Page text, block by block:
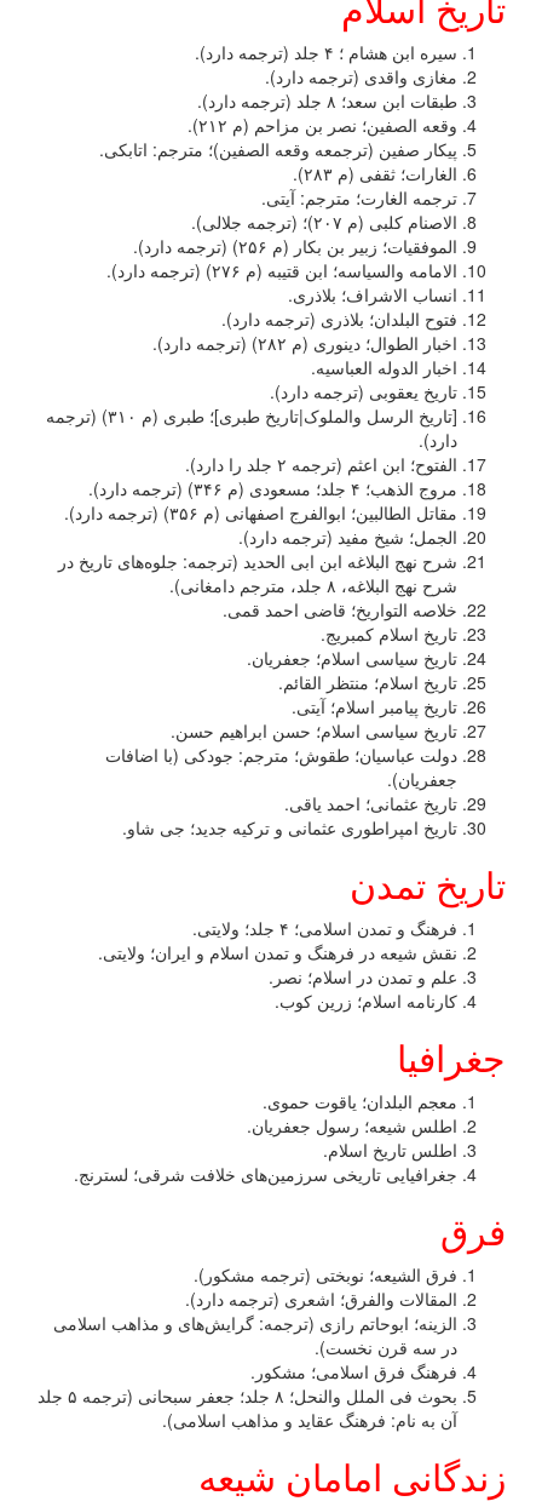
سیره ابن هشام ؛ ۴ جلد (ترجمه دارد).
مغازی واقدی (ترجمه دارد).
طبقات ابن سعد؛ ۸ جلد (ترجمه دارد).
وقعه الصفین؛ نصر بن مزاحم (م ۲۱۲).
پیکار صفین (ترجمعه وقعه الصفین)؛ مترجم: اتابکی.
الغارات؛ ثقفی (م ۲۸۳).
ترجمه الغارت؛ مترجم: آیتی.
الاصنام کلبی (م ۲۰۷)؛ (ترجمه جلالی).
الموفقیات؛ زبیر بن بکار (م ۲۵۶) (ترجمه دارد).
الامامه والسیاسه؛ ابن قتیبه (م ۲۷۶) (ترجمه دارد).
انساب الاشراف؛ بلاذری.
فتوح البلدان؛ بلاذری (ترجمه دارد).
اخبار الطوال؛ دینوری (م ۲۸۲) (ترجمه دارد).
اخبار الدوله العباسیه.
تاریخ یعقوبی (ترجمه دارد).
[تاریخ الرسل والملوک|تاریخ طبری]؛ طبری (م ۳۱۰) (ترجمه
دارد).
الفتوح؛ ابن اعثم (ترجمه ۲ جلد را دارد).
مروج الذهب؛ ۴ جلد؛ مسعودی (م ۳۴۶) (ترجمه دارد).
مقاتل الطالبین؛ ابوالفرج اصفهانی (م ۳۵۶) (ترجمه دارد).
الجمل؛ شیخ مفید (ترجمه دارد).
شرح نهج البلاغه ابن ابی الحدید (ترجمه: جلوه‌های تاریخ در
شرح نهج البلاغه، ۸ جلد، مترجم دامغانی).
خلاصه التواریخ؛ قاضی احمد قمی.
تاریخ اسلام کمبریج.
تاریخ سیاسی اسلام؛ جعفریان.
تاریخ اسلام؛ منتظر القائم.
تاریخ پیامبر اسلام؛ آیتی.
تاریخ سیاسی اسلام؛ حسن ابراهیم حسن.
دولت عباسیان؛ طقوش؛ مترجم: جودکی (با اضافات
جعفریان).
تاریخ عثمانی؛ احمد یاقی.
تاریخ امپراطوری عثمانی و ترکیه جدید؛ جی شاو.
تاریخ تمدن
فرهنگ و تمدن اسلامی؛ ۴ جلد؛ ولایتی.
نقش شیعه در فرهنگ و تمدن اسلام و ایران؛ ولایتی.
علم و تمدن در اسلام؛ نصر.
کارنامه اسلام؛ زرین کوب.
جغرافیا
معجم البلدان؛ یاقوت حموی.
اطلس شیعه؛ رسول جعفریان.
اطلس تاریخ اسلام.
جغرافیایی تاریخی سرزمین‌های خلافت شرقی؛ لسترنج.
فرق
فرق الشیعه؛ نوبختی (ترجمه مشکور).
المقالات والفرق؛ اشعری (ترجمه دارد).
الزینه؛ ابوحاتم رازی (ترجمه: گرایش‌های و مذاهب اسلامی
در سه قرن نخست).
فرهنگ فرق اسلامی؛ مشکور.
بحوث فی الملل والنحل؛ ۸ جلد؛ جعفر سبحانی (ترجمه ۵ جلد
آن به نام: فرهنگ عقاید و مذاهب اسلامی).
زندگانی امامان شیعه